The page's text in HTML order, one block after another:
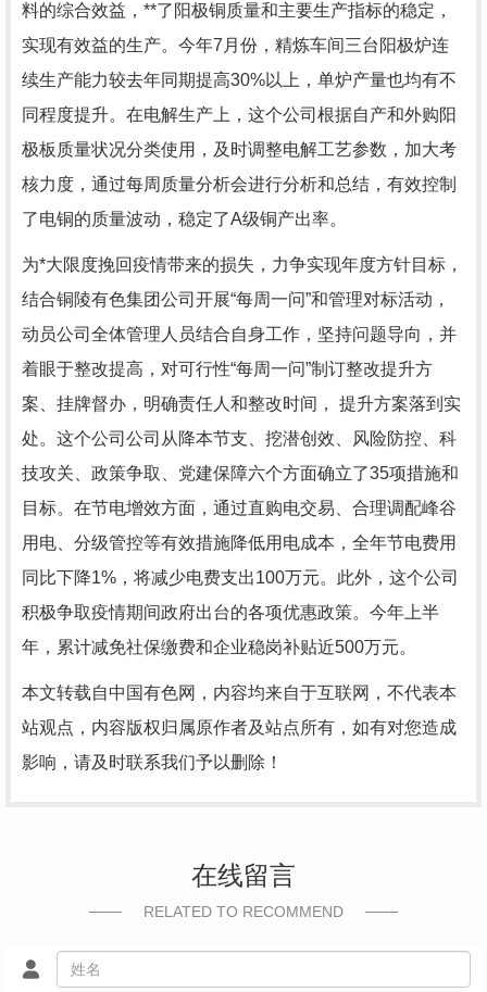
料的综合效益，**了阳极铜质量和主要生产指标的稳定，
实现有效益的生产。今年7月份，精炼车间三台阳极炉连
续生产能力较去年同期提高30%以上，单炉产量也均有不
同程度提升。在电解生产上，这个公司根据自产和外购阳
极板质量状况分类使用，及时调整电解工艺参数，加大考
核力度，通过每周质量分析会进行分析和总结，有效控制
了电铜的质量波动，稳定了A级铜产出率。
为*大限度挽回疫情带来的损失，力争实现年度方针目标，
结合铜陵有色集团公司开展“每周一问”和管理对标活动，
动员公司全体管理人员结合自身工作，坚持问题导向，并
着眼于整改提高，对可行性“每周一问”制订整改提升方
案、挂牌督办，明确责任人和整改时间， 提升方案落到实
处。这个公司公司从降本节支、挖潜创效、风险防控、科
技攻关、政策争取、党建保障六个方面确立了35项措施和
目标。在节电增效方面，通过直购电交易、合理调配峰谷
用电、分级管控等有效措施降低用电成本，全年节电费用
同比下降1%，将减少电费支出100万元。此外，这个公司
积极争取疫情期间政府出台的各项优惠政策。今年上半
年，累计减免社保缴费和企业稳岗补贴近500万元。
本文转载自中国有色网，内容均来自于互联网，不代表本
站观点，内容版权归属原作者及站点所有，如有对您造成
影响，请及时联系我们予以删除！
在线留言
RELATED TO RECOMMEND